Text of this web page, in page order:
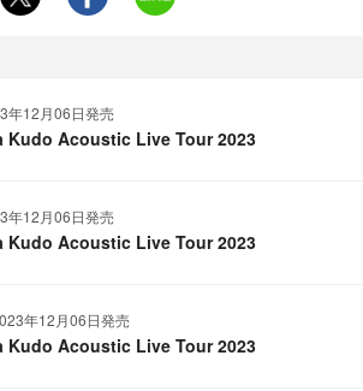
年12月06日発売
Kudo Acoustic Live Tour 2023
年12月06日発売
Kudo Acoustic Live Tour 2023
年12月06日発売
Kudo Acoustic Live Tour 2023